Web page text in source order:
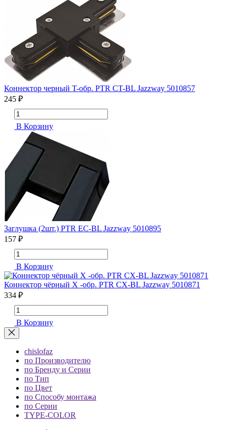
Коннектор черный T-обр. PTR CT-BL Jazzway 5010857
245 ₽
В Корзину
Заглушка (2шт.) PTR EC-BL Jazzway 5010895
157 ₽
В Корзину
Коннектор чёрный X -обр. PTR CX-BL Jazzway 5010871
334 ₽
В Корзину
chislofaz
по Производителю
по Бренду и Серии
по Тип
по Цвет
по Способу монтажа
по Серии
TYPE-COLOR